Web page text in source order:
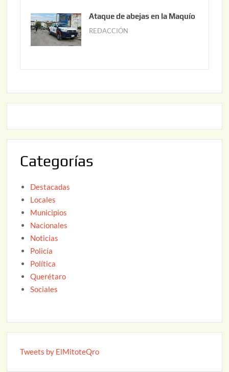
,
2
0
6
n
i
o
Ataque de abejas en la Maquío
REDACCIÓN
o
2
Categorías
Destacadas
Locales
Municipios
Nacionales
Noticias
Policía
Política
Querétaro
Sociales
Tweets by ElMitoteQro